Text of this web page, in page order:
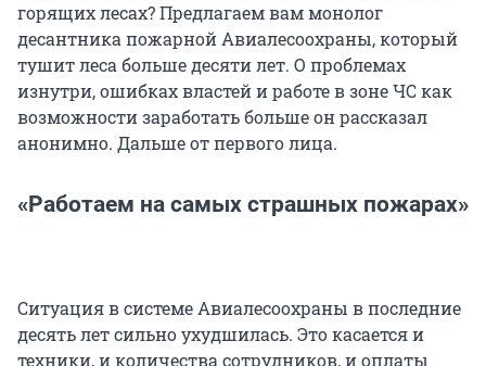
горящих лесах? Предлагаем вам монолог
десантника пожарной Авиалесоохраны, который
тушит леса больше десяти лет. О проблемах
изнутри, ошибках властей и работе в зоне ЧС как
возможности заработать больше он рассказал
анонимно. Дальше от первого лица.
«Работаем на самых страшных пожарах»
Ситуация в системе Авиалесоохраны в последние
десять лет сильно ухудшилась. Это касается и
техники, и количества сотрудников, и оплаты